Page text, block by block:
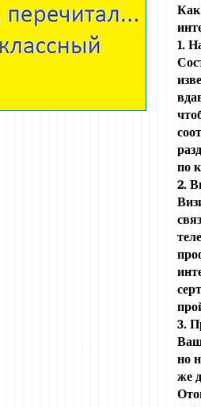
Как
1.
по
2.
3.
но
же